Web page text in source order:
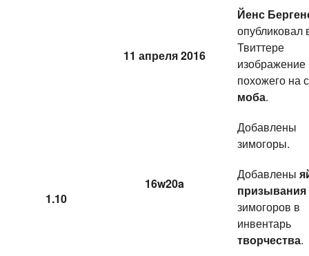
1.10
11 апреля 2016
Йенс
опубликовал
Твиттере
изображение
похожего на
моба.
16w20a
Добавлены
зимогоры.
Добавлены
призывания
зимогоров в
инвентарь
творчества.